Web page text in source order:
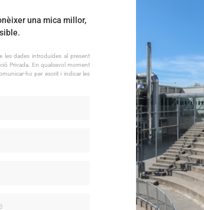
una mica millor,
les dades introduïdes al present
Privada. En qualsevol moment
ho per escrit i indicar les